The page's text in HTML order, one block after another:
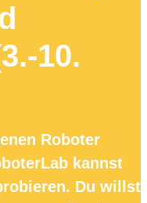
10.
Roboter
kannst
Du willst